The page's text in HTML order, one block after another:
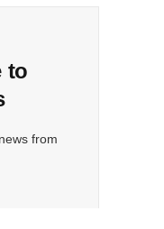
to
from